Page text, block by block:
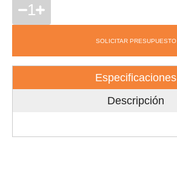
1
SOLICITAR PRESUPUESTO
Especificaciones
Descripción